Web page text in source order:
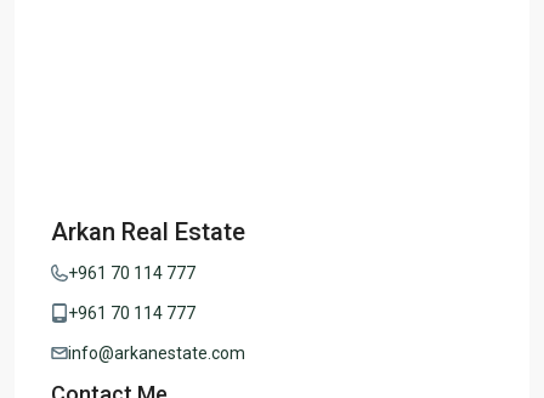
Arkan Real Estate
+961 70 114 777
+961 70 114 777
info@arkanestate.com